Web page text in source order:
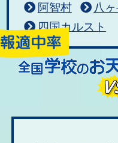
阿智村
八
四国カルスト